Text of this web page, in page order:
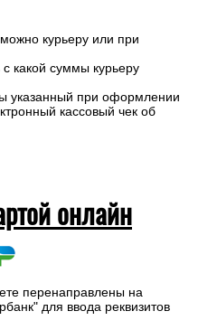
курьеру или при
какой суммы курьеру
указанный при оформлении
кассовый чек об
онлайн
перенаправлены на
для ввода реквизитов